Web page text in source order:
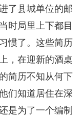
了县城单位的邮
时局里上下都目
惯了。这些简历
，在迎新的酒桌
简历不知从何下
们知道居住在深
是为了一个编制